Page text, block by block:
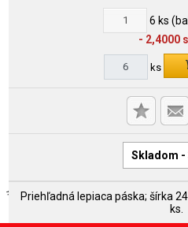
6 ks
- 2,4000
ks
Skladom -
Priehľadná lepiaca páska; šírka
ks.